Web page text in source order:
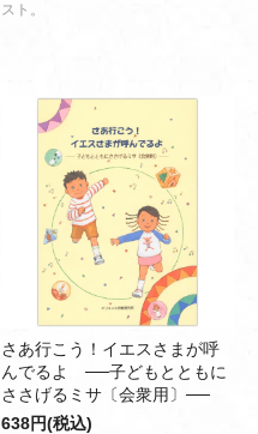
スト。
さあ行こう！イエスさまが呼
んでるよ ──子どもとともに
ささげるミサ〔会衆用〕──
638円(税込)